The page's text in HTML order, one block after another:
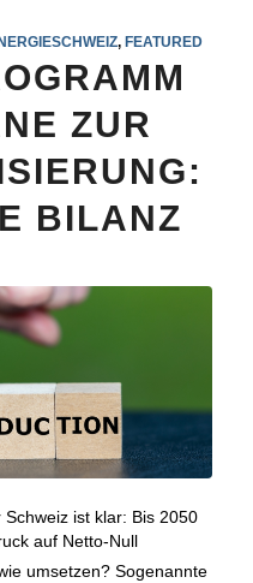
, FEATURED
ZUR
BILANZ
ist klar: Bis 2050
auf Netto-Null
umsetzen? Sogenannte